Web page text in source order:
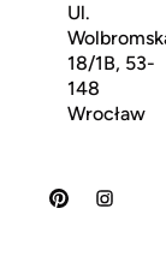
Ul.
18/1B, 53-
148
Wrocław